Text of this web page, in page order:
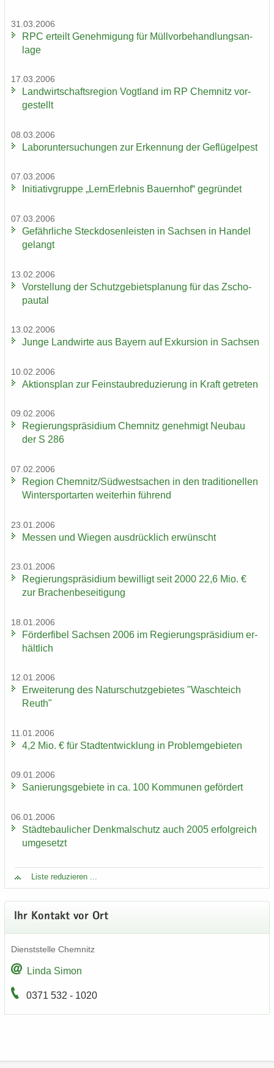
31.03.2006
RPC er­teilt Ge­neh­mi­gung für Müll­vor­be­hand­lungs­an­
la­ge
17.03.2006
Land­wirt­schafts­re­gi­on Vogt­land im RP Chem­nitz vor­
ge­stellt
08.03.2006
La­bor­un­ter­su­chun­gen zur Er­ken­nung der Ge­flü­gel­pest
07.03.2006
In­itia­tiv­grup­pe „Lern­Erleb­nis Bau­ern­hof“ ge­grün­det
07.03.2006
Ge­fähr­li­che Steck­do­sen­leis­ten in Sach­sen in Han­del
ge­langt
13.02.2006
Vor­stel­lung der Schutz­ge­biets­pla­nung für das Zscho­
pau­tal
13.02.2006
Junge Land­wir­te aus Bay­ern auf Ex­kur­si­on in Sach­sen
10.02.2006
Ak­ti­ons­plan zur Fein­staub­re­du­zie­rung in Kraft ge­tre­ten
09.02.2006
Re­gie­rungs­prä­si­di­um Chem­nitz ge­neh­migt Neu­bau
der S 286
07.02.2006
Re­gi­on Chem­nitz/Süd­west­sa­chen in den tra­di­tio­nel­len
Win­ter­sport­ar­ten wei­ter­hin füh­rend
23.01.2006
Mes­sen und Wie­gen aus­drück­lich er­wünscht
23.01.2006
Re­gie­rungs­prä­si­di­um be­wil­ligt seit 2000 22,6 Mio. €
zur Bra­chen­be­sei­ti­gung
18.01.2006
För­der­fi­bel Sach­sen 2006 im Re­gie­rungs­prä­si­di­um er­
hält­lich
12.01.2006
Er­wei­te­rung des Na­tur­schutz­ge­bie­tes "Wasch­teich
Reuth"
11.01.2006
4,2 Mio. € für Stadt­ent­wick­lung in Pro­blem­ge­bie­ten
09.01.2006
Sa­nie­rungs­ge­bie­te in ca. 100 Kom­mu­nen ge­för­dert
06.01.2006
Städ­te­bau­li­cher Denk­mal­schutz auch 2005 er­folg­reich
um­ge­setzt
Liste re­du­zie­ren ...
Ihr Kon­takt vor Ort
Dienst­stel­le Chem­nitz
Linda Simon
0371 532 - 1020